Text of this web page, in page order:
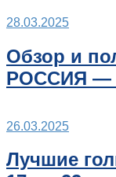
28.03.2025
Обзор и
РОССИЯ —
26.03.2025
Лучшие